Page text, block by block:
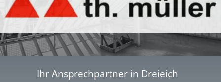
Ihr Ansprechpartner in Dreieich